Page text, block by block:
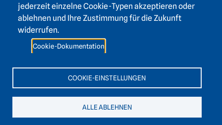
jederzeit einzelne Cookie-Typen akzeptieren oder
ablehnen und Ihre Zustimmung für die Zukunft
widerrufen.
Cookie-Dokumentation
COOKIE-EINSTELLUNGEN
ALLE ABLEHNEN
Footer area two
Login Intranet
Presse
Förderverein
Kontakt
Barrierefreiheit
Leichte Sprache